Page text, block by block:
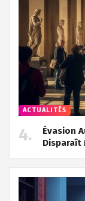
ACTUALITÉS
Évasion
Disparaît